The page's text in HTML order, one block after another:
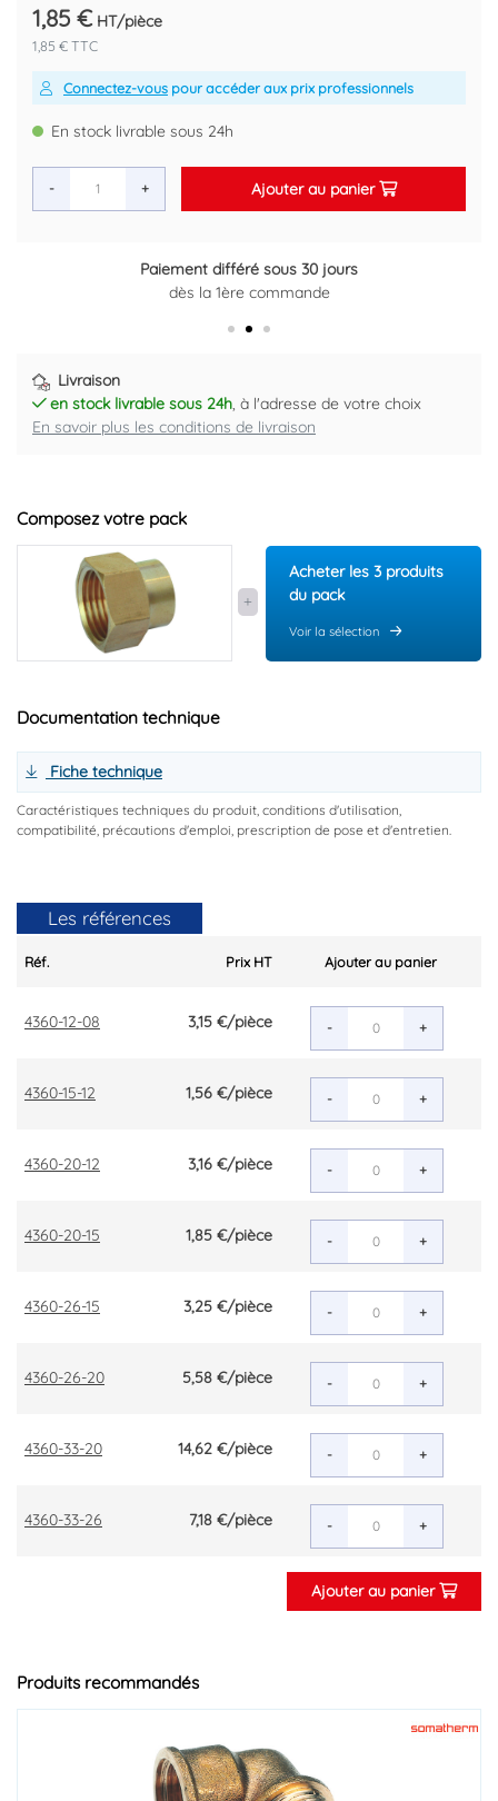
1,85 € HT/pièce
1,85 € TTC
Connectez-vous pour accéder aux prix professionnels
En stock livrable sous 24h
- + Ajouter au panier
Paiement différé sous 30 jours
dès la 1ère commande
Livraison
en stock livrable sous 24h, à l'adresse de votre choix
En savoir plus les conditions de livraison
Composez votre pack
Acheter les 3 produits
du pack
Voir la sélection
Documentation technique
Fiche technique
Caractéristiques techniques du produit, conditions d'utilisation,
compatibilité, précautions d'emploi, prescription de pose et d'entretien.
Les références
Réf. Prix HT Ajouter au panier
4360-12-08 3,15 €/pièce - +
4360-15-12 1,56 €/pièce - +
4360-20-12 3,16 €/pièce - +
4360-20-15 1,85 €/pièce - +
4360-26-15 3,25 €/pièce - +
4360-26-20 5,58 €/pièce - +
4360-33-20 14,62 €/pièce - +
4360-33-26 7,18 €/pièce - +
Ajouter au panier
Produits recommandés